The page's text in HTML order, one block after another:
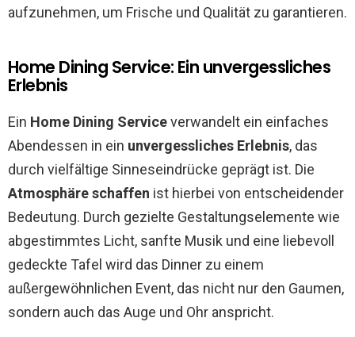
aufzunehmen, um Frische und Qualität zu garantieren.
Home Dining Service: Ein unvergessliches
Erlebnis
Ein Home Dining Serviceverwandelt ein einfaches
Abendessen in ein unvergessliches Erlebnis, das
durch vielfältige Sinneseindrücke geprägt ist. Die
Atmosphäre schaffen ist hierbei von entscheidender
Bedeutung. Durch gezielte Gestaltungselemente wie
abgestimmtes Licht, sanfte Musik und eine liebevoll
gedeckte Tafel wird das Dinner zu einem
außergewöhnlichen Event, das nicht nur den Gaumen,
sondern auch das Auge und Ohr anspricht.